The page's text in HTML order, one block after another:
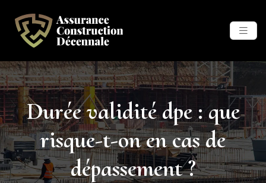
Durée validité dpe : que
risque-t-on en cas de
dépassement ?